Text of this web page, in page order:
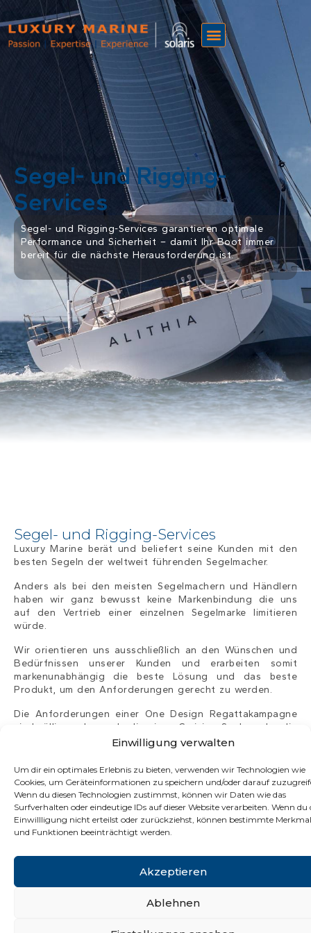
Einwilligung verwalten
Um dir ein optimales Erlebnis zu bieten, verwenden wir Technologien wie
Cookies, um Geräteinformationen zu speichern und/oder darauf
Wenn du diesen Technologien zustimmst, können wir Daten wie das
Surfverhalten oder eindeutige IDs auf dieser Website verarbeiten. Wenn du
Einwillligung nicht erteilst oder zurückziehst, können bestimmte
und Funktionen beeinträchtigt werden.
Akzeptieren
Ablehnen
Segel- und Rigging-
Services
Segel- und Rigging-Services garantieren optimale
Performance und Sicherheit – damit Ihr Boot immer
bereit für die nächste Herausforderung ist.
Segel- und Rigging-Services
Luxury Marine berät und beliefert seine Kunden mit den
besten Segeln der weltweit führenden Segelmacher.
Anders als bei den meisten Segelmachern und Händlern
haben wir ganz bewusst keine Markenbindung die uns
auf den Vertrieb einer einzelnen Segelmarke limitieren
würde.
Wir orientieren uns ausschließlich an den Wünschen und
Bedürfnissen unserer Kunden und erarbeiten somit
markenunabhängig die beste Lösung und das beste
Produkt, um den Anforderungen gerecht zu werden.
Die Anforderungen einer One Design Regattakampagne
sind völlig anderes als die eines Cruising Seglers der die
Welt umsegeln möchte.
Unsere Kunden schätzen unser breites Fachwissen
genauso wie unser internationales Netzwerk das sich
nicht nur auf den Verkauf allein beschränkt, sondern
auch den Zugang zu weltweitem Service gewährleistet.